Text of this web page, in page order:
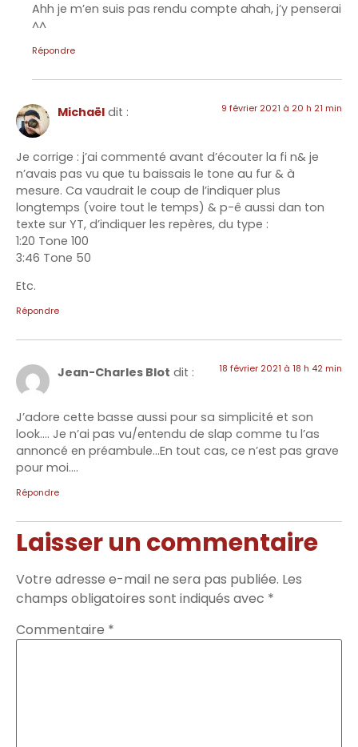
Ahh je m’en suis pas rendu compte ahah, j’y penserai
^^
Répondre
Michaël dit : 9 février 2021 à 20 h 21 min
Je corrige : j’ai commenté avant d’écouter la fi n& je
n’avais pas vu que tu baissais le tone au fur & à
mesure. Ca vaudrait le coup de l’indiquer plus
longtemps (voire tout le temps) & p-ê aussi dan ton
texte sur YT, d’indiquer les repères, du type :
1:20 Tone 100
3:46 Tone 50
Etc.
Répondre
Jean-Charles Blot dit : 18 février 2021 à 18 h 42 min
J’adore cette basse aussi pour sa simplicité et son
look…. Je n’ai pas vu/entendu de slap comme tu l’as
annoncé en préambule…En tout cas, ce n’est pas grave
pour moi….
Répondre
Laisser un commentaire
Votre adresse e-mail ne sera pas publiée. Les
champs obligatoires sont indiqués avec *
Commentaire *